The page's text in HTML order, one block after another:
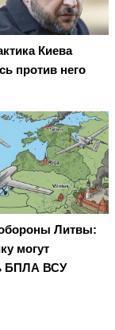
Киева
против него
Литвы:
могут
БПЛА ВСУ